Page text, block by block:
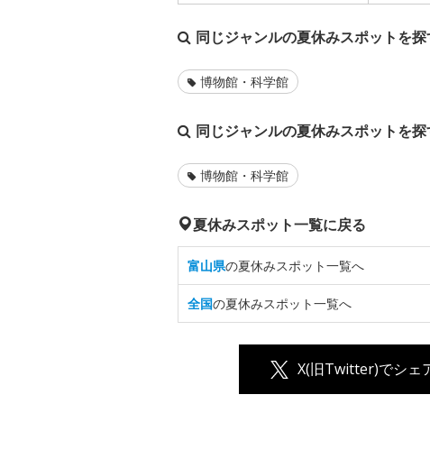
同じジャンルの夏休みスポットを探
博物館・科学館
同じジャンルの夏休みスポットを探
博物館・科学館
夏休みスポット一覧に戻る
富山県の夏休みスポット一覧へ
全国の夏休みスポット一覧へ
X(旧Twitter)でシェ